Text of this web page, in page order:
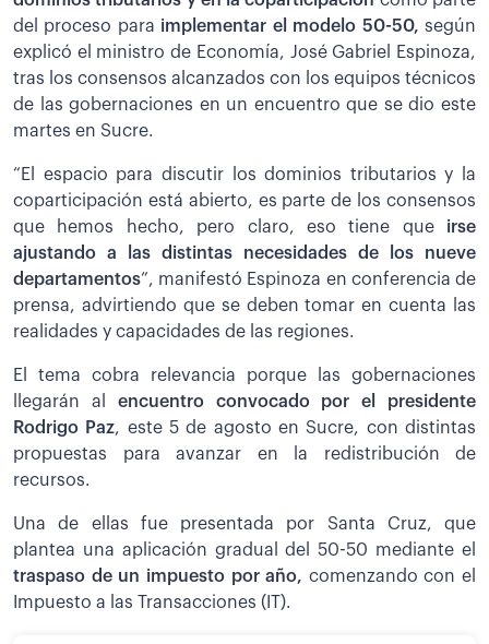
del proceso para implementar el modelo 50-50,según
explicó el ministro de Economía, José Gabriel Espinoza,
tras los consensos alcanzados con los equipos técnicos
de las gobernaciones en un encuentro que se dio este
martes en Sucre.
“El espacio para discutir los dominios tributarios y la
coparticipación está abierto, es parte de los consensos
que hemos hecho, pero claro, eso tiene que irse
ajustando a las distintas necesidades de los nueve
departamentos”, manifestó Espinoza en conferencia de
prensa, advirtiendo que se deben tomar en cuenta las
realidades y capacidades de las regiones.
El tema cobra relevancia porque las gobernaciones
llegarán al encuentro convocado por el presidente
Rodrigo Paz, este 5 de agosto en Sucre, con distintas
propuestas para avanzar en la redistribución de
recursos.
Una de ellas fue presentada por Santa Cruz, que
plantea una aplicación gradual del 50-50 mediante el
traspaso de un impuesto por año, comenzando con el
Impuesto a las Transacciones (IT).